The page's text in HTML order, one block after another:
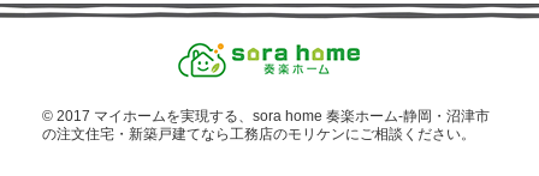
© 2017 マイホームを実現する、sora home 奏楽ホーム‐静岡・沼津市
の注文住宅・新築戸建てなら工務店のモリケンにご相談ください。